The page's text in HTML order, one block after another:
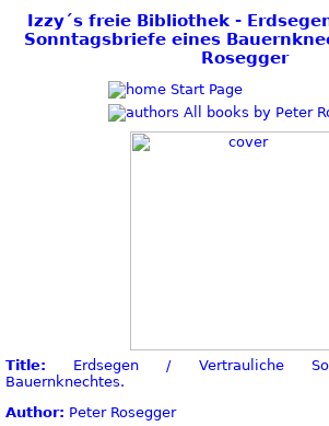
Izzy´s freie Bibliothek -
Sonntagsbriefe eines
Rosegger
Start Page
All books by Peter
Title: Erdsegen / Vertrauliche
Bauernknechtes.
Author: Peter Rosegger